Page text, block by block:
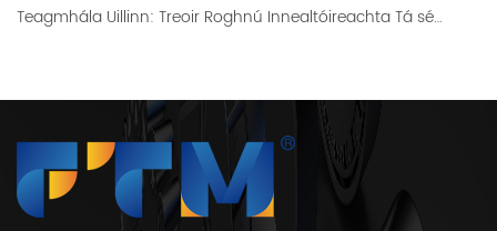
Teagmhála Uillinn: Treoir Roghnú Innealtóireachta Tá sé